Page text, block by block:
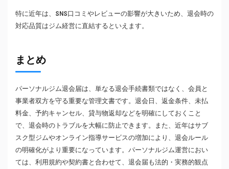
特に近年は、SNS口コミやレビューの影響が大きいため、退会時の
対応品質はジム経営に直結するといえます。
まとめ
パーソナルジム退会届は、単なる退会手続書類ではなく、会員と
事業者双方を守る重要な管理文書です。退会日、返金条件、未払
料金、予約キャンセル、貸与物返却などを明確にしておくこと
で、退会時のトラブルを大幅に防止できます。また、近年はサブ
スク型ジムやオンライン指導サービスの増加により、退会ルール
の明確化がより重要になっています。パーソナルジム運営におい
ては、利用規約や契約書と合わせて、退会届も法的・実務的観点